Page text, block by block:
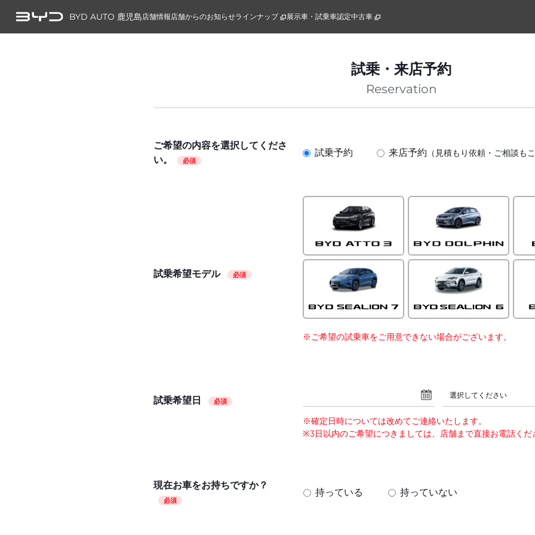
BYD AUTO 鹿児島店舗情報店舗からのお知らせラインナップ 展示車・試乗車認定中古車
試乗・来店予約
Reservation
ご希望の内容を選択してくださ
い。
必須
試乗予約 来店予約 （見積もり依頼・ご相談も
試乗希望モデル 必須
※ご希望の試乗車をご用意できない場合がございます。
試乗希望日 必須
選択してください
※確定日時については改めてご連絡いたします。
※3日以内のご希望につきましては、店舗まで直接お電話くだ
現在お車をお持ちですか？
必須
持っている 持っていない